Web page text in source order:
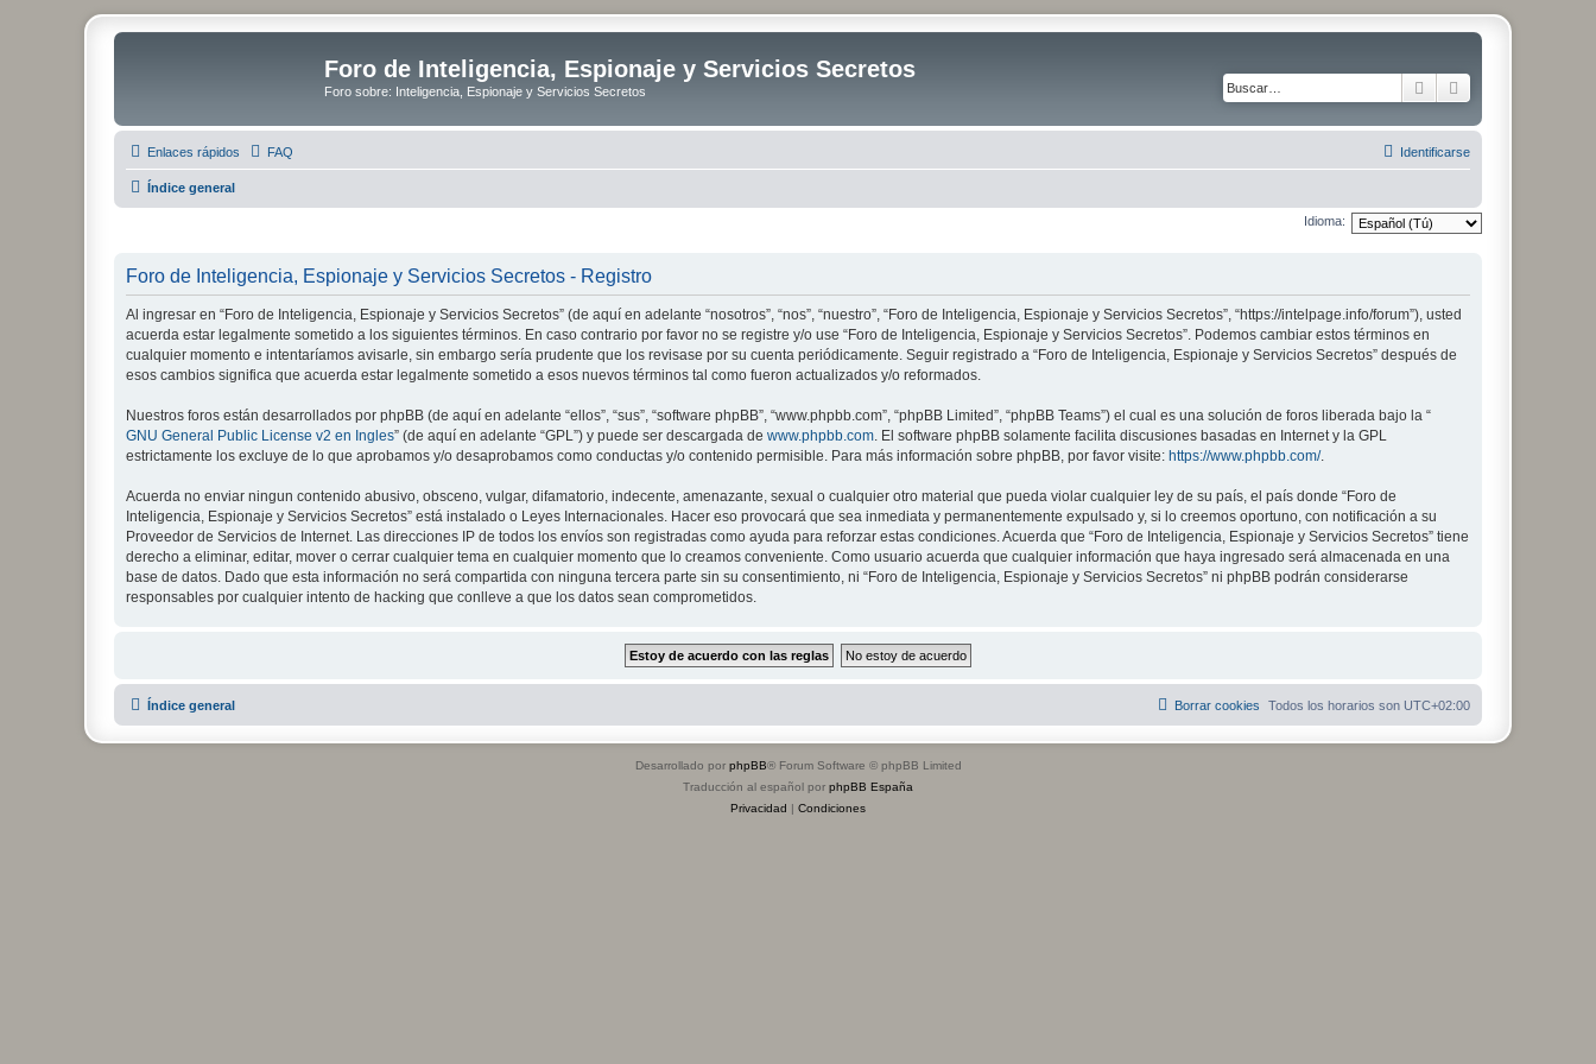
Foro de Inteligencia, Espionaje y Servicios Secretos
Foro sobre: Inteligencia, Espionaje y Servicios Secretos Buscar
Enlaces rápidos FAQ Identificarse
Índice general
Idioma:
Foro de Inteligencia, Espionaje y Servicios Secretos - Registro
Al ingresar en “Foro de Inteligencia, Espionaje y Servicios Secretos” (de aquí en adelante “nosotros”, “nos”, “nuestro”, “Foro de Inteligencia, Espionaje y Servicios Secretos”, “https://intelpage.info/forum”), usted
acuerda estar legalmente sometido a los siguientes términos. En caso contrario por favor no se registre y/o use “Foro de Inteligencia, Espionaje y Servicios Secretos”. Podemos cambiar estos términos en
cualquier momento e intentaríamos avisarle, sin embargo sería prudente que los revisase por su cuenta periódicamente. Seguir registrado a “Foro de Inteligencia, Espionaje y Servicios Secretos” después de
esos cambios significa que acuerda estar legalmente sometido a esos nuevos términos tal como fueron actualizados y/o reformados.
Nuestros foros están desarrollados por phpBB (de aquí en adelante “ellos”, “sus”, “software phpBB”, “www.phpbb.com”, “phpBB Limited”, “phpBB Teams”) el cual es una solución de foros liberada bajo la “
GNU General Public License v2 en Ingles” (de aquí en adelante “GPL”) y puede ser descargada de www.phpbb.com. El software phpBB solamente facilita discusiones basadas en Internet y la GPL
estrictamente los excluye de lo que aprobamos y/o desaprobamos como conductas y/o contenido permisible. Para más información sobre phpBB, por favor visite: https://www.phpbb.com/.
Acuerda no enviar ningun contenido abusivo, obsceno, vulgar, difamatorio, indecente, amenazante, sexual o cualquier otro material que pueda violar cualquier ley de su país, el país donde “Foro de
Inteligencia, Espionaje y Servicios Secretos” está instalado o Leyes Internacionales. Hacer eso provocará que sea inmediata y permanentemente expulsado y, si lo creemos oportuno, con notificación a su
Proveedor de Servicios de Internet. Las direcciones IP de todos los envíos son registradas como ayuda para reforzar estas condiciones. Acuerda que “Foro de Inteligencia, Espionaje y Servicios Secretos” tiene
derecho a eliminar, editar, mover o cerrar cualquier tema en cualquier momento que lo creamos conveniente. Como usuario acuerda que cualquier información que haya ingresado será almacenada en una
base de datos. Dado que esta información no será compartida con ninguna tercera parte sin su consentimiento, ni “Foro de Inteligencia, Espionaje y Servicios Secretos” ni phpBB podrán considerarse
responsables por cualquier intento de hacking que conlleve a que los datos sean comprometidos.
Índice general Todos los horarios son UTC+02:00
Borrar cookies
Desarrollado por phpBB® Forum Software © phpBB Limited
Traducción al español por phpBB España
Privacidad | Condiciones